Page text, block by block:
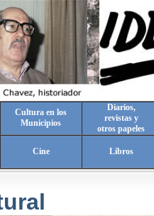
Cultura en los
Municipios
Diarios,
revistas y
otros papeles
Cine Libros